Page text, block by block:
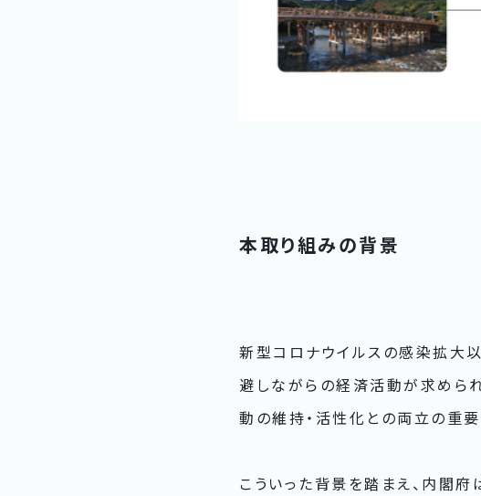
本取り組みの背景
新型コロナウイルスの感染拡大
避しながらの経済活動が求めら
動の維持・活性化との両立の重要
こういった背景を踏まえ、内閣府